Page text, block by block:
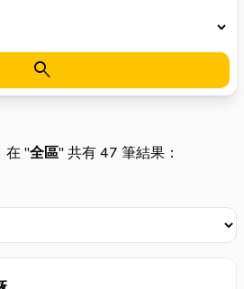
search
在 "全區" 共有 47 筆結果：